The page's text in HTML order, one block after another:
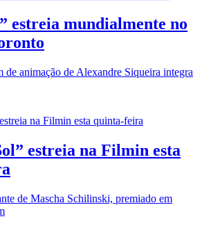
estreia mundialmente no
de animação de Alexandre Siqueira integra
estreia na Filmin esta
de Mascha Schilinski, premiado em